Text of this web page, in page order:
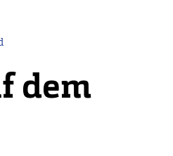
Head
to
dem